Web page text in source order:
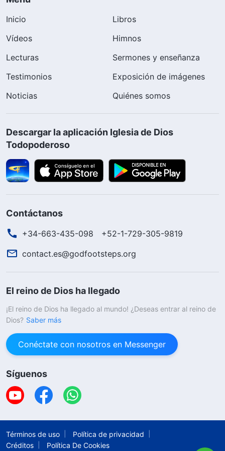
Inicio
Libros
Vídeos
Himnos
Lecturas
Sermones y enseñanza
Testimonios
Exposición de imágenes
Noticias
Quiénes somos
Descargar la aplicación Iglesia de Dios
Todopoderoso
Contáctanos
+34-663-435-098
+52-1-729-305-9819
contact.es@godfootsteps.org
El reino de Dios ha llegado
¡El reino de Dios ha llegado al mundo! ¿Deseas entrar al reino de
Dios? Saber más
Conéctate con nosotros en Messenger
Síguenos
Términos de uso
Política de privacidad
Créditos
Política De Cookies